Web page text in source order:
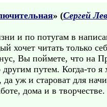
» (Сергей
и по потугам в
хочет читать только
Вы поймете, что на
путем. Когда-то
уж и староват для
дома и в творчестве.